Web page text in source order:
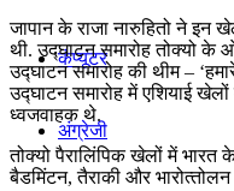
कंप्यूटर
अंग्रेजी
जापान के राजा नारुहितो ने इन
थी. उद्घाटन समारोह तोक्‍यो के
उद्घाटन समारोह की थीम –
उद्घाटन समारोह में एशियाई
ध्‍वजवाहक थे.
तोक्‍यो पैरालिंपिक खेलों में भारत
बैडमिंटन, तैराकी और